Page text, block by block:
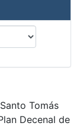
Tomás
Decenal de